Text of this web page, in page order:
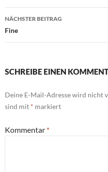
NÄCHSTER BEITRAG
Fine
SCHREIBE EINEN
Deine E-Mail-Adresse wird nicht
sind mit * markiert
Kommentar *